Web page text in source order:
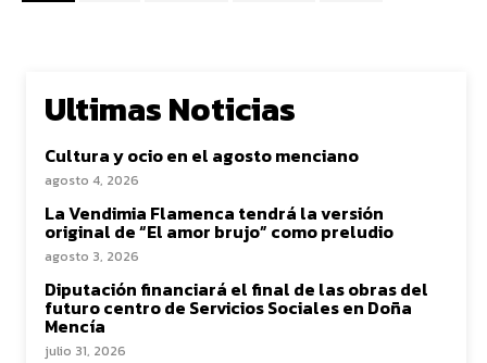
Ultimas Noticias
Cultura y ocio en el agosto menciano
agosto 4, 2026
La Vendimia Flamenca tendrá la versión
original de “El amor brujo” como preludio
agosto 3, 2026
Diputación financiará el final de las obras del
futuro centro de Servicios Sociales en Doña
Mencía
julio 31, 2026